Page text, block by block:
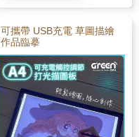
可攜帶 USB充電 草圖描繪
作品臨摹